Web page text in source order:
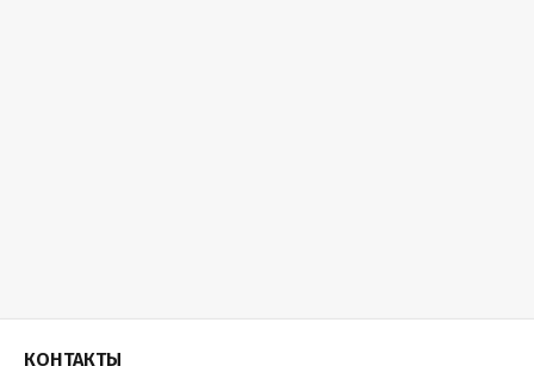
КОНТАКТЫ